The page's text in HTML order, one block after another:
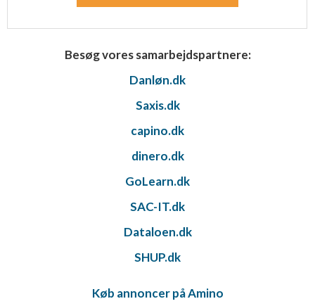
Besøg vores samarbejdspartnere:
Danløn.dk
Saxis.dk
capino.dk
dinero.dk
GoLearn.dk
SAC-IT.dk
Dataloen.dk
SHUP.dk
Køb annoncer på Amino